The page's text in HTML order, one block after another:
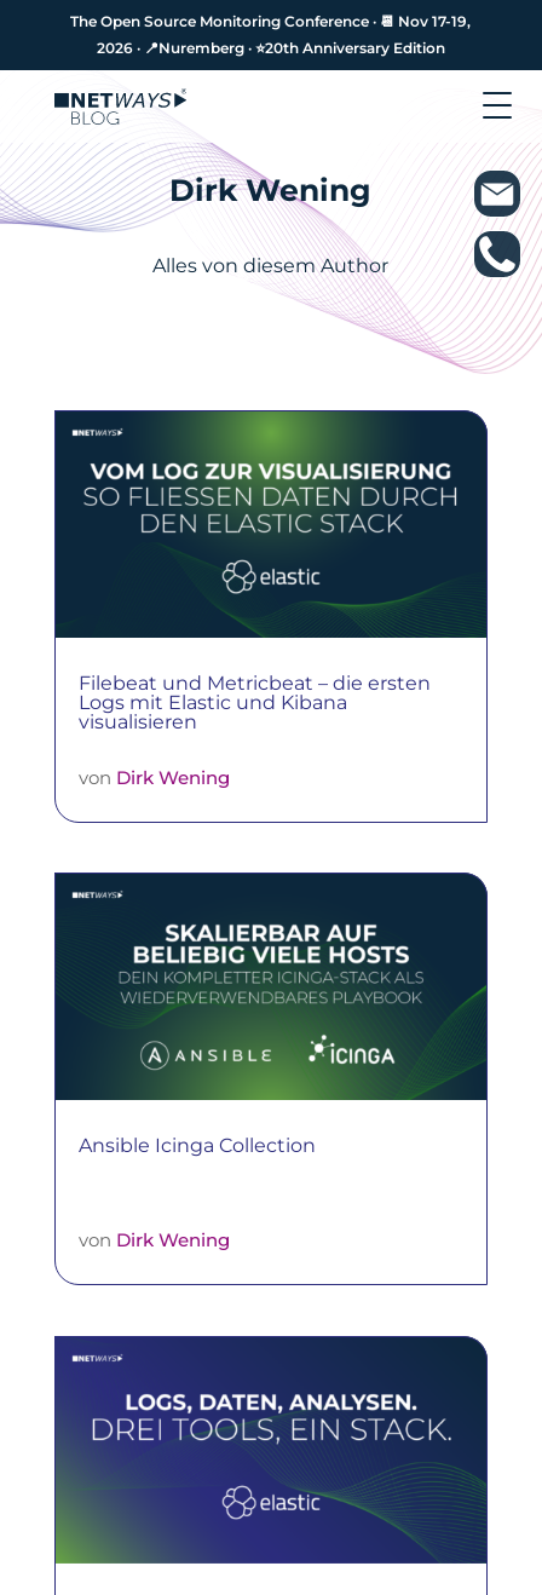
The Open Source Monitoring Conference · 📆 Nov 17-19,
2026 · 📍Nuremberg · ⭐️20th Anniversary Edition
The Open Source Monitoring Conference · 📆 Nov 17-19,
2026 · 📍Nuremberg · ⭐️20th Anniversary Edition
Dirk Wening
Alles von diesem Author
Filebeat und Metricbeat – die ersten
Logs mit Elastic und Kibana
visualisieren
von Dirk Wening
Ansible Icinga Collection
von Dirk Wening